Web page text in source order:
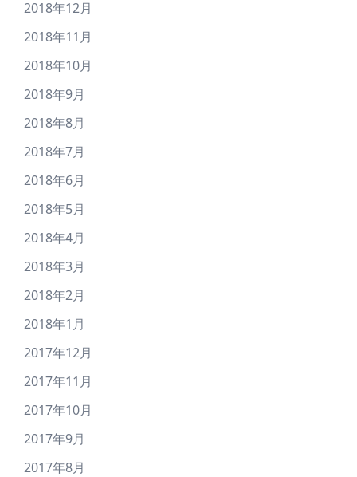
2018年12月
2018年11月
2018年10月
2018年9月
2018年8月
2018年7月
2018年6月
2018年5月
2018年4月
2018年3月
2018年2月
2018年1月
2017年12月
2017年11月
2017年10月
2017年9月
2017年8月